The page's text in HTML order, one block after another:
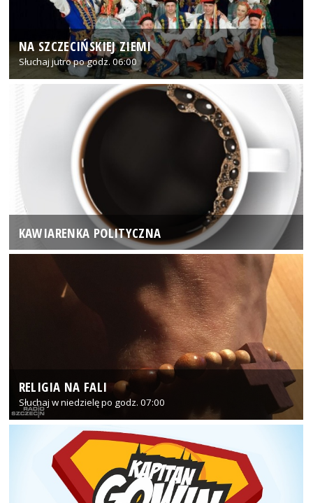
NA SZCZECIŃSKIEJ ZIEMI
Słuchaj jutro po godz. 06:00
KAWIARENKA POLITYCZNA
RELIGIA NA FALI
Słuchaj w niedzielę po godz. 07:00